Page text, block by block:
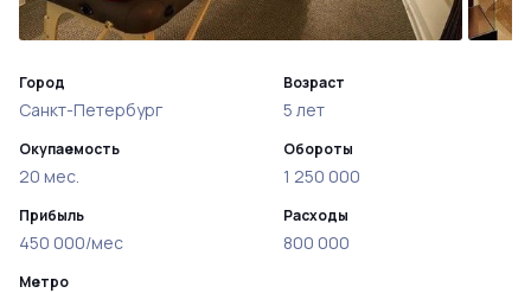
Город
Санкт-Петербург
Окупаемость
20 мес.
Прибыль
450 000/мес
Возраст
5 лет
Обороты
1 250 000
Расходы
800 000
Метро